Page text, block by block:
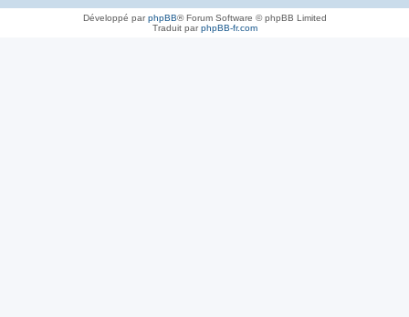
Développé parphpBB® Forum Software © phpBB Limited
Traduit parphpBB-fr.com